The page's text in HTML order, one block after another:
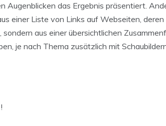
Augenblicken das Ergebnis präsentiert.
einer Liste von Links auf Webseiten,
aus einer übersichtlichen
je nach Thema zusätzlich mit